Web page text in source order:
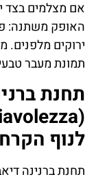
אם מצלמים בצד
האופק משתנה:
ירוקים מלפנים.
תמונת מעבר
תחנת
לנוף